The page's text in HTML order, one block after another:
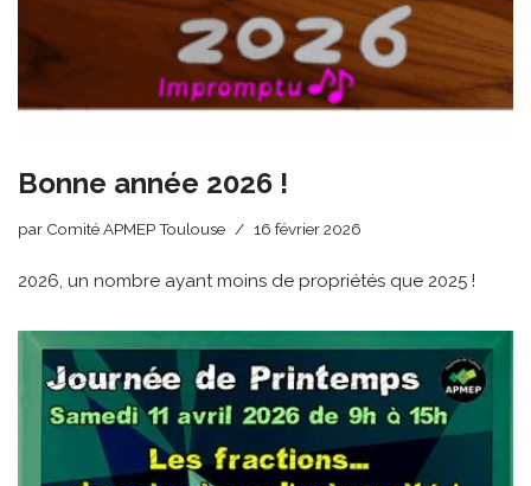
Bonne année 2026 !
par Comité APMEP Toulouse 16 février 2026
2026, un nombre ayant moins de propriétés que 2025 !